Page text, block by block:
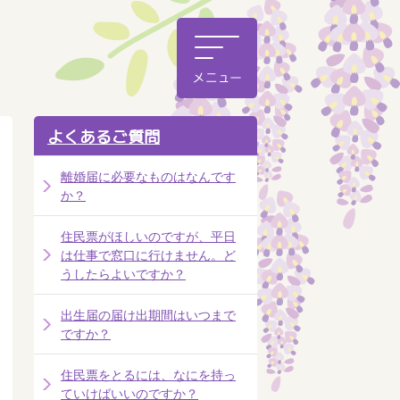
よくあるご質問
離婚届に必要なものはなんです
か？
住民票がほしいのですが、平日
は仕事で窓口に行けません。ど
うしたらよいですか？
出生届の届け出期間はいつまで
ですか？
住民票をとるには、なにを持っ
ていけばいいのですか？